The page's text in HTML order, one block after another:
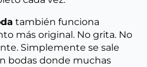
también funciona
más original. No grita. No
Simplemente se sale
bodas donde muchas